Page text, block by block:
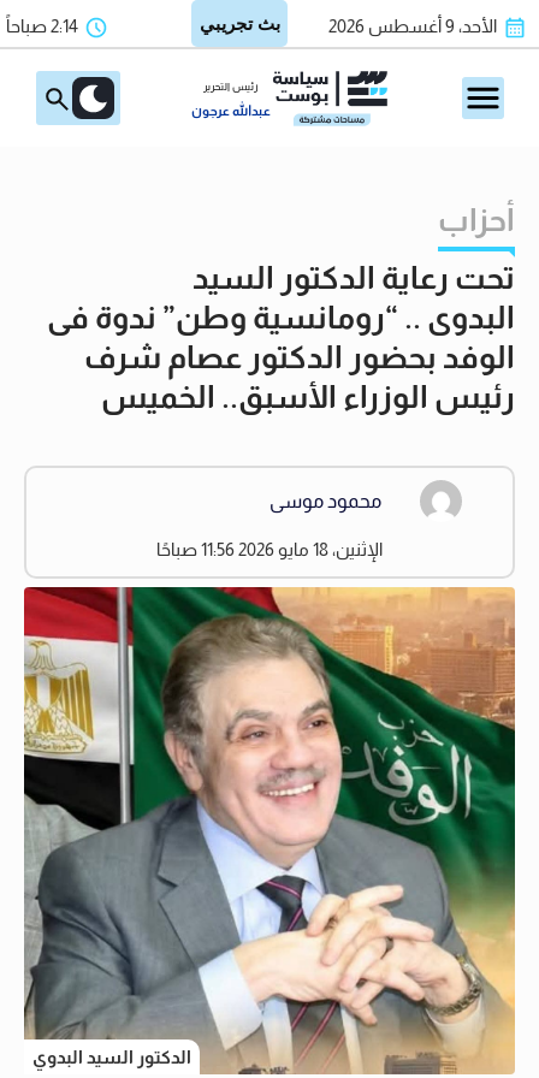
الأحد، 9 أغسطس 2026 2:14 صباحاً
رئيس التحرير
عبدالله عرجون
أحزاب
تحت رعاية الدكتور السيد
البدوى .. “رومانسية وطن” ندوة فى
الوفد بحضور الدكتور عصام شرف
رئيس الوزراء الأسبق.. الخميس
محمود موسى
الإثنين، 18 مايو 2026 11:56 صباحًا
الدكتور السيد البدوي